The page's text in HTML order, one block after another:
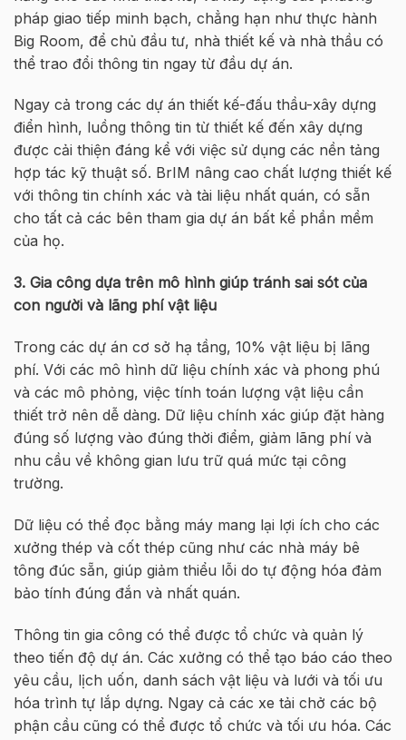
pháp giao tiếp minh bạch, chẳng hạn như thực hành
Big Room, để chủ đầu tư, nhà thiết kế và nhà thầu có
thể trao đổi thông tin ngay từ đầu dự án.
Ngay cả trong các dự án thiết kế-đấu thầu-xây dựng
điển hình, luồng thông tin từ thiết kế đến xây dựng
được cải thiện đáng kể với việc sử dụng các nền tảng
hợp tác kỹ thuật số. BrIM nâng cao chất lượng thiết kế
với thông tin chính xác và tài liệu nhất quán, có sẵn
cho tất cả các bên tham gia dự án bất kể phần mềm
của họ.
3. Gia công dựa trên mô hình giúp tránh sai sót của
con người và lãng phí vật liệu
Trong các dự án cơ sở hạ tầng, 10% vật liệu bị lãng
phí. Với các mô hình dữ liệu chính xác và phong phú
và các mô phỏng, việc tính toán lượng vật liệu cần
thiết trở nên dễ dàng. Dữ liệu chính xác giúp đặt hàng
đúng số lượng vào đúng thời điểm, giảm lãng phí và
nhu cầu về không gian lưu trữ quá mức tại công
trường.
Dữ liệu có thể đọc bằng máy mang lại lợi ích cho các
xưởng thép và cốt thép cũng như các nhà máy bê
tông đúc sẵn, giúp giảm thiểu lỗi do tự động hóa đảm
bảo tính đúng đắn và nhất quán.
Thông tin gia công có thể được tổ chức và quản lý
theo tiến độ dự án. Các xưởng có thể tạo báo cáo theo
yêu cầu, lịch uốn, danh sách vật liệu và lưới và tối ưu
hóa trình tự lắp dựng. Ngay cả các xe tải chở các bộ
phận cầu cũng có thể được tổ chức và tối ưu hóa. Các